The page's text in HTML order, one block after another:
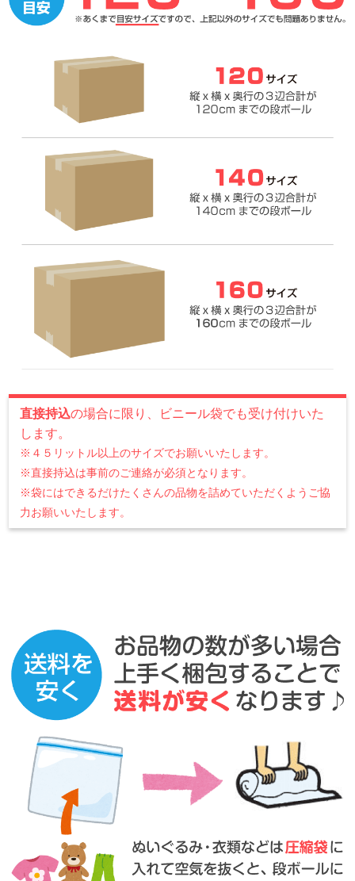
直接持込の場合に限り、ビニール袋でも受け付けいた
します。
※４５リットル以上のサイズでお願いいたします。
※直接持込は事前のご連絡が必須となります。
※袋にはできるだけたくさんの品物を詰めていただくようご協
力お願いいたします。